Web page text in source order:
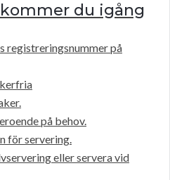
du igång
registreringsnummer på
på behov.
för servering.
eller servera vid